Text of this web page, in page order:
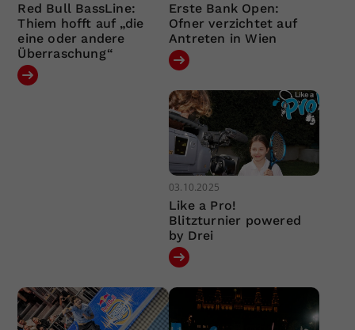
Red Bull BassLine:
Thiem hofft auf „die
eine oder andere
Überraschung“
Erste Bank Open:
Ofner verzichtet auf
Antreten in Wien
03.10.2025
Like a Pro!
Blitzturnier powered
by Drei